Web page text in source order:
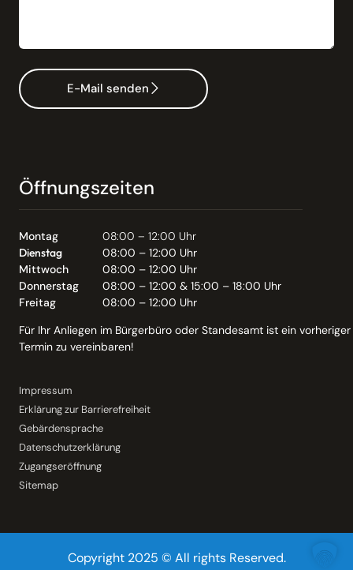
E-Mail senden
Öffnungszeiten
Montag
08:00 – 12:00 Uhr
Dienstag
08:00 – 12:00 Uhr
Mittwoch
08:00 – 12:00 Uhr
Donnerstag
08:00 – 12:00 & 15:00 – 18:00 Uhr
Freitag
08:00 – 12:00 Uhr
Für Ihr Anliegen im Bürgerbüro oder Standesamt ist ein vorheriger
Termin zu vereinbaren!
Impressum
Erklärung zur Barrierefreiheit
Gebärdensprache
Datenschutzerklärung
Zugangseröffnung
Sitemap
Copyright 2025 © All rights Reserved.